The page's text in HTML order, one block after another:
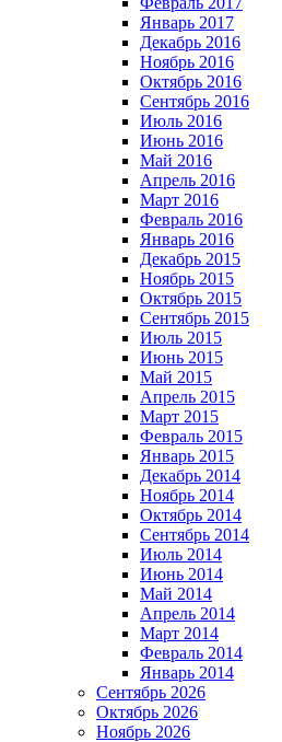
Январь 2017
Декабрь 2016
Ноябрь 2016
Октябрь 2016
Сентябрь 2016
Июль 2016
Июнь 2016
Май 2016
Апрель 2016
Март 2016
Февраль 2016
Январь 2016
Декабрь 2015
Ноябрь 2015
Октябрь 2015
Сентябрь 2015
Июль 2015
Июнь 2015
Май 2015
Апрель 2015
Март 2015
Февраль 2015
Январь 2015
Декабрь 2014
Ноябрь 2014
Октябрь 2014
Сентябрь 2014
Июль 2014
Июнь 2014
Май 2014
Апрель 2014
Март 2014
Февраль 2014
Январь 2014
Сентябрь 2026
Октябрь 2026
Ноябрь 2026